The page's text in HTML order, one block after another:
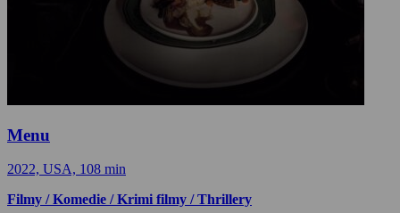
Menu
2022, USA, 108 min
Filmy / Komedie / Krimi filmy / Thrillery